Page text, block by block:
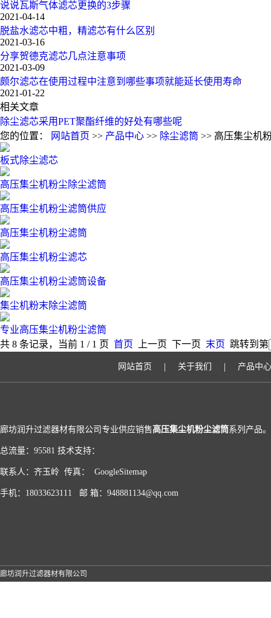
说说瓦斯气体滤芯更换的3步骤
2021-04-14
脱盐水滤芯中粗，精滤芯有什么区别
2021-03-16
分享贺德克滤芯几点注意事项
2021-03-09
颇尔滤芯在使用过程中注意到哪些事项就能延长使用寿命
2021-01-22
相关文章
除尘滤芯采用PET聚酯纤维的好处有哪些呢
您的位置：
网站首页 >> 产品中心 >> 除尘滤筒 >> 高压集尘机
板式除尘滤芯
高压集尘机粉尘除尘滤筒
高压集尘机粉尘滤筒供应
高压集尘机粉尘滤筒
高压集尘机粉尘滤芯
高压集尘机粉尘滤筒设备
集尘机粉末除尘滤筒
专业高压集尘机粉尘滤筒
共 8 条记录，当前 1 / 1 页 首页 上一页 下一页 末页 跳转到第
网站首页 | 关于我们 | 产品中心
廊坊润升过滤器材有限公司专业供应销售高压集尘机粉尘滤筒系列产品。
总流量：95581 技术支持：
联系人：齐玉岭 传真： GoogleSitemap
手机：18033623111 邮 箱： 948881134@qq.com
廊坊润升过滤器材有限公司